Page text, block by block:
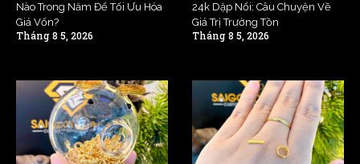
Nào Trong Năm Để Tối Ưu Hóa
Giá Vốn?
Tháng 8 5, 2026
24k Dập Nổi: Câu Chuyện Về
Giá Trị Trường Tồn
Tháng 8 5, 2026